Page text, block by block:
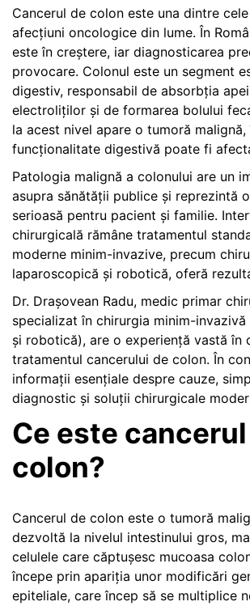
Cancerul de colon este una dintre
afecțiuni oncologice din lume. În
este în creștere, iar diagnosticarea
provocare. Colonul este un segment
digestiv, responsabil de absorbția
electroliților și de formarea bolului
la acest nivel apare o tumoră malignă,
funcționalitate digestivă poate fi
Patologia malignă a colonului are un
asupra sănătății publice și reprezintă
serioasă pentru pacient și familie.
chirurgicală rămâne tratamentul
moderne minim-invazive, precum
laparoscopică și robotică, oferă
Dr. Drașovean Radu, medic primar
specializat în chirurgia minim-
și robotică), are o experiență vastă în
tratamentul cancerului de colon. În
informații esențiale despre cauze,
diagnostic și soluții chirurgicale
Ce este
colon?
Cancerul de colon este o tumoră
dezvoltă la nivelul intestinului gros,
celulele care căptușesc mucoasa
începe prin apariția unor modificări
epiteliale, care încep să se multiplice